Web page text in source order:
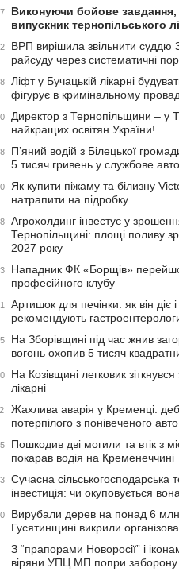
Виконуючи бойове завдання,
випускник тернопільського
ВРП вирішила звільнити суддю
райсуду через систематичні
Ліфт у Бучацькій лікарні
фігурує в кримінальному
Директор з Тернопільщини – у
найкращих освітян України!
П’яний водій з Білецької
5 тисяч гривень у службове
Як купити піжаму та білизну
натрапити на підробку
Агрохолдинг інвестує у
Тернопільщині: площі поливу
2027 року
Нападник ФК «Борщів»
професійного клубу
Артишок для печінки: як він діє
рекомендують
На Зборівщині під час жнив
вогонь охопив 5 тисяч
На Козівщині легковик
лікарні
Жахлива аварія у Кременці:
потерпілого з понівеченого авто
Пошкодив дві могили та втік з
покарав водія на Кременеччині
Сучасна сільськогосподарська
інвестиція: чи окуповується
Вирубали дерев на понад 6
Гусятинщині викрили
З “прапорами Новоросії” і
віряни УПЦ МП попри заборону